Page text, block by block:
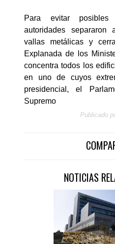
Para evitar posibles
autoridades
vallas metálicas y
Explanada de los
concentra todos los
en uno de cuyos
presidencial, el
Supremo
Publicado
NOTICIAS